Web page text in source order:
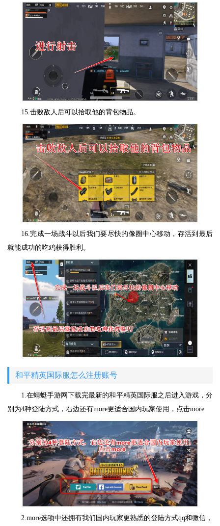
15.击败敌人后可以拾取他的背包物品。
16.完成一场战斗以后我们要尽快的像圈中心移动，存活到最后
就能成功的吃鸡获得胜利。
和平精英国际服怎么注册账号
1.在蜻蜓手游网下载完最新的和平精英国际服之后进入游戏，分
别为4种登陆方式，右边还有more更适合国内玩家使用，点击more
2.more选项中还拥有我们国内玩家更熟悉的登陆方式qq和微信，